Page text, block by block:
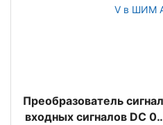
Преобразователь
входных сигналов DC